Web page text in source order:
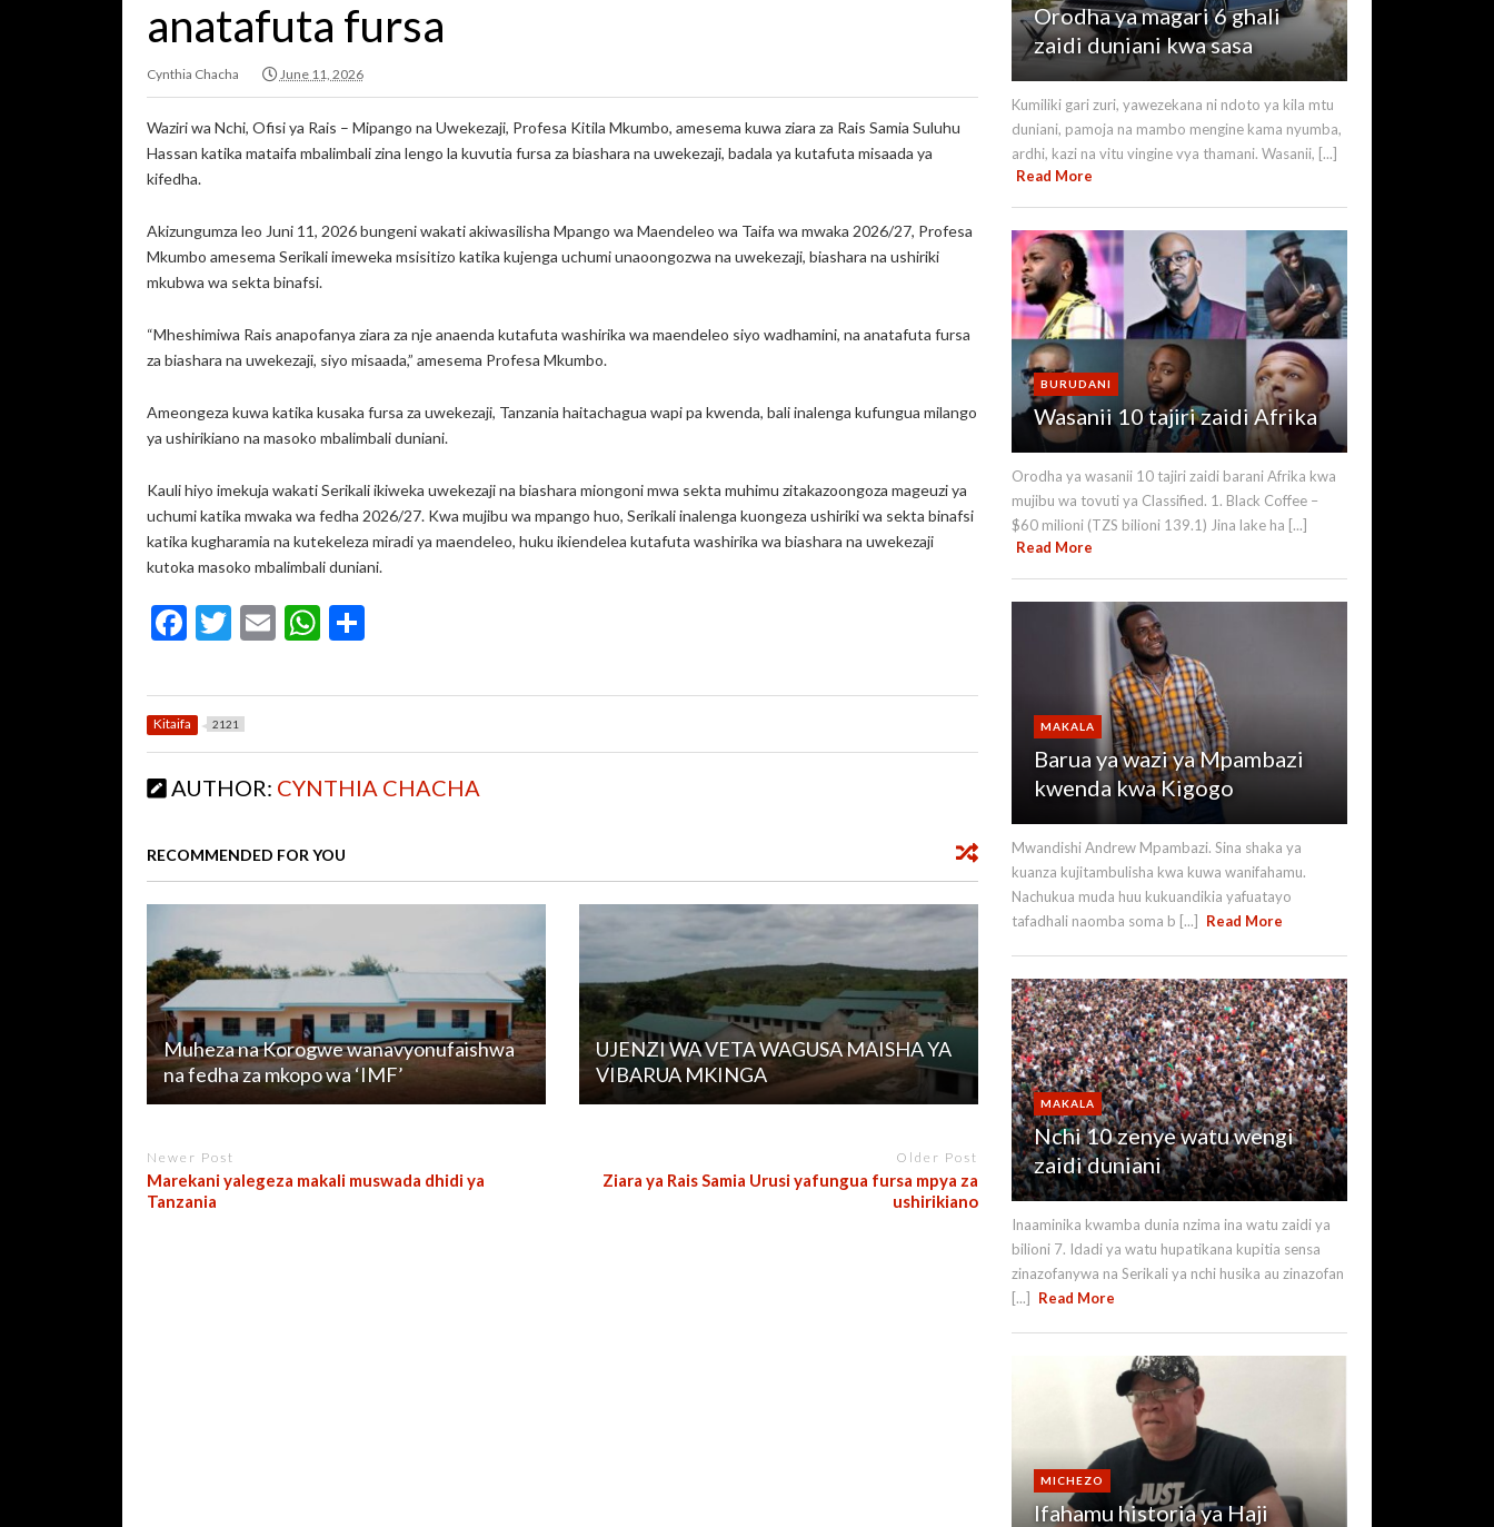
anatafuta fursa
Cynthia Chacha June 11, 2026
Waziri wa Nchi, Ofisi ya Rais – Mipango na Uwekezaji, Profesa Kitila Mkumbo, amesema kuwa ziara za Rais Samia Suluhu
Hassan katika mataifa mbalimbali zina lengo la kuvutia fursa za biashara na uwekezaji, badala ya kutafuta misaada ya
kifedha.
Akizungumza leo Juni 11, 2026 bungeni wakati akiwasilisha Mpango wa Maendeleo wa Taifa wa mwaka 2026/27, Profesa
Mkumbo amesema Serikali imeweka msisitizo katika kujenga uchumi unaoongozwa na uwekezaji, biashara na ushiriki
mkubwa wa sekta binafsi.
“Mheshimiwa Rais anapofanya ziara za nje anaenda kutafuta washirika wa maendeleo siyo wadhamini, na anatafuta fursa
za biashara na uwekezaji, siyo misaada,” amesema Profesa Mkumbo.
Ameongeza kuwa katika kusaka fursa za uwekezaji, Tanzania haitachagua wapi pa kwenda, bali inalenga kufungua milango
ya ushirikiano na masoko mbalimbali duniani.
Kauli hiyo imekuja wakati Serikali ikiweka uwekezaji na biashara miongoni mwa sekta muhimu zitakazoongoza mageuzi ya
uchumi katika mwaka wa fedha 2026/27. Kwa mujibu wa mpango huo, Serikali inalenga kuongeza ushiriki wa sekta binafsi
katika kugharamia na kutekeleza miradi ya maendeleo, huku ikiendelea kutafuta washirika wa biashara na uwekezaji
kutoka masoko mbalimbali duniani.
F
e
b
o
o
T
itt
er
E
ai
W
at
A
p
S
ar
Kitaifa 2121
AUTHOR: CYNTHIA CHACHA
RECOMMENDED FOR YOU
Muheza na Korogwe wanavyonufaishwa
na fedha za mkopo wa ‘IMF’
UJENZI WA VETA WAGUSA MAISHA YA
VIBARUA MKINGA
Newer Post
Marekani yalegeza makali muswada dhidi ya
Tanzania
Older Post
Ziara ya Rais Samia Urusi yafungua fursa mpya za
ushirikiano
Orodha ya magari 6 ghali
zaidi duniani kwa sasa
Kumiliki gari zuri, yawezekana ni ndoto ya kila mtu
duniani, pamoja na mambo mengine kama nyumba,
ardhi, kazi na vitu vingine vya thamani. Wasanii, [...]
Read More
BURUDANI
Wasanii 10 tajiri zaidi Afrika
Orodha ya wasanii 10 tajiri zaidi barani Afrika kwa
mujibu wa tovuti ya Classified. 1. Black Coffee –
$60 milioni (TZS bilioni 139.1) Jina lake ha [...]
Read More
MAKALA
Barua ya wazi ya Mpambazi
kwenda kwa Kigogo
Mwandishi Andrew Mpambazi. Sina shaka ya
kuanza kujitambulisha kwa kuwa wanifahamu.
Nachukua muda huu kukuandikia yafuatayo
tafadhali naomba soma b [...]
Read More
MAKALA
Nchi 10 zenye watu wengi
zaidi duniani
Inaaminika kwamba dunia nzima ina watu zaidi ya
bilioni 7. Idadi ya watu hupatikana kupitia sensa
zinazofanywa na Serikali ya nchi husika au zinazofan
[...]
Read More
MICHEZO
Ifahamu historia ya Haji